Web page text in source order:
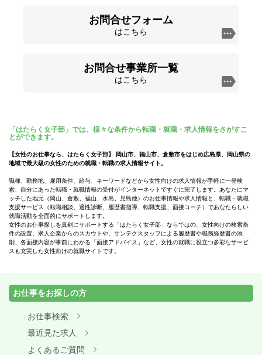
お問合せフォーム
はこちら
お問合せ事業所一覧
はこちら
「はたらく女子部」では、様々な条件から転職・就職・求人情報をさがすこ
とができます。
【女性のお仕事なら、はたらく女子部】 岡山市、福山市、倉敷市をはじめ広島県、岡山県の
地域で最大級の女性のための就職・転職の求人情報サイト。
職種、勤務地、雇用条件、給与、キーワードなどから女性向けの求人情報が手軽に一発検
索、自分にあった転職・就職情報の受付がインターネットですぐに完了します。あなたにマ
ッチした地元（岡山、倉敷、福山、水島、児島他）のお仕事情報や求人情報と、転職・就職
支援サービス（転職相談、適性診断、履歴書指導、転職支援、面接コーチ）であなたらしい
就職活動を全面的にサポートします。
女性のお仕事探しを真剣にサポートする「はたらく女子部」ならではの、女性向けの検索条
件の設置、求人企業からのスカウトや、サンテクスタッフによる履歴書や職務経歴書の添
削、各面接内容が事前にわかる「面接アドバイス」など、女性の就職に役立つ多彩なサービ
スも充実した女性向けの就職サイトです。
お仕事をお探しの方
お仕事検索
最近見た求人
よくあるご質問